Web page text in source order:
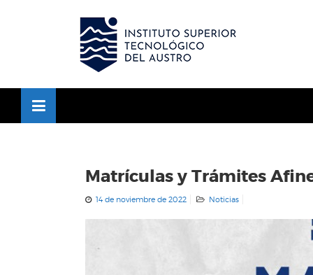
Matrículas y Trámites
14 de noviembre de 2022 Noticias